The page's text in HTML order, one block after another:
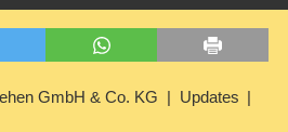
GmbH & Co. KG Updates